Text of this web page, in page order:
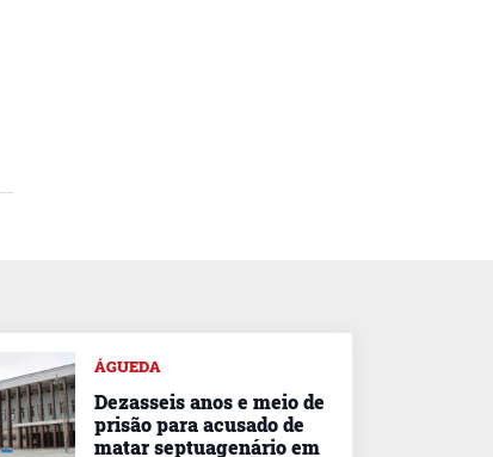
ÁGUEDA
Dezasseis anos e meio de
prisão para acusado de
matar septuagenário em